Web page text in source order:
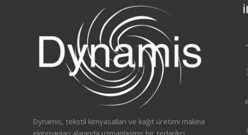
Dynamis, tekstil kimyasalları ve kağıt üretimi makina